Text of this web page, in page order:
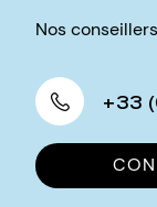
Nos
+33